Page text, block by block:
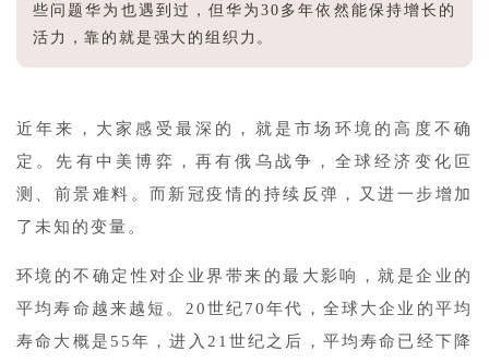
些问题华为也遇到过，但华为30多年依然能保持增长的
活力，靠的就是强大的组织力。
近年来，大家感受最深的，就是市场环境的高度不确
定。先有中美博弈，再有俄乌战争，全球经济变化叵
测、前景难料。而新冠疫情的持续反弹，又进一步增加
了未知的变量。
环境的不确定性对企业界带来的最大影响，就是企业的
平均寿命越来越短。20世纪70年代，全球大企业的平均
寿命大概是55年，进入21世纪之后，平均寿命已经下降